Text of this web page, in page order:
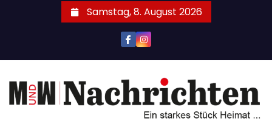
Samstag, 8. August 2026